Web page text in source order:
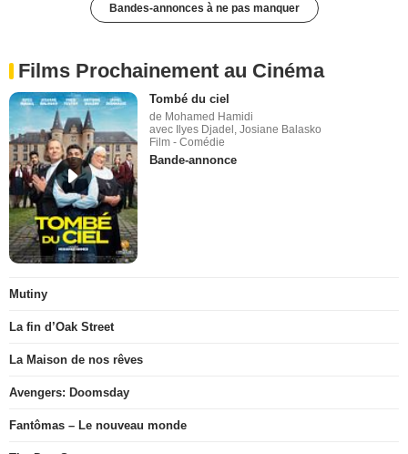
Bandes-annonces à ne pas manquer
Films Prochainement au Cinéma
Tombé du ciel
de Mohamed Hamidi
avec Ilyes Djadel, Josiane Balasko
Film - Comédie
Bande-annonce
Mutiny
La fin d’Oak Street
La Maison de nos rêves
Avengers: Doomsday
Fantômas – Le nouveau monde